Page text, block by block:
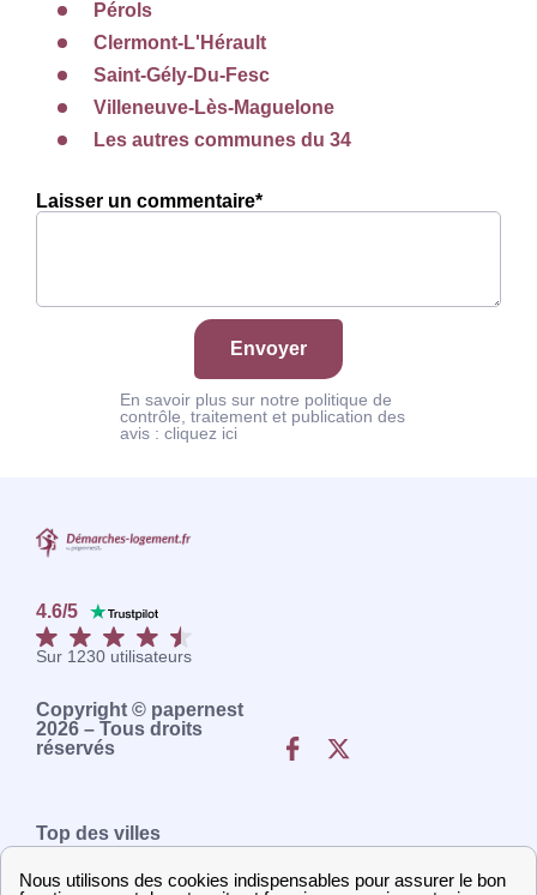
Pérols
Clermont-L'Hérault
Saint-Gély-Du-Fesc
Villeneuve-Lès-Maguelone
Les autres communes du 34
Laisser un commentaire*
Envoyer
En savoir plus sur notre politique de
contrôle, traitement et publication des
avis : cliquez ici
4.6/5
Sur 1230 utilisateurs
Top des villes
Démarches Lyon
Démarches Bordeaux
Copyright © papernest
2026 – Tous droits
réservés